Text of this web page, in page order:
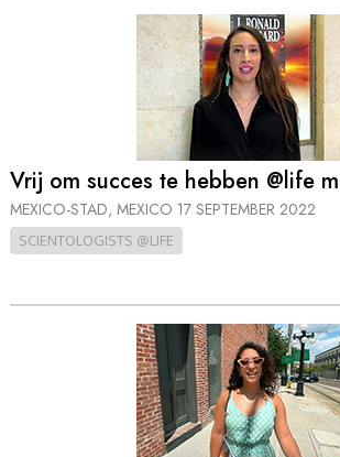
Vrij om succes te hebben @life
MEXICO-STAD, MEXICO 17 SEPTEMBER 2022
SCIENTOLOGISTS @LIFE